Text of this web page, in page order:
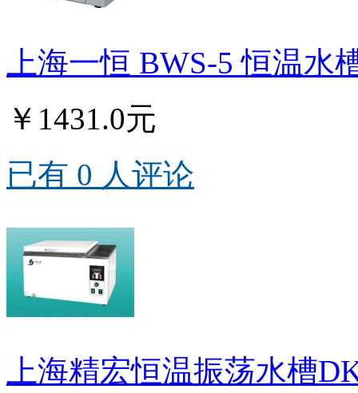
上海一恒 BWS-5 恒温水
￥1431.0元
已有 0 人评论
上海精宏恒温振荡水槽